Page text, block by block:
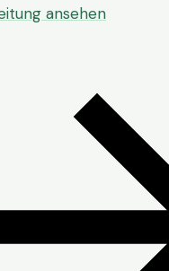
ansehen